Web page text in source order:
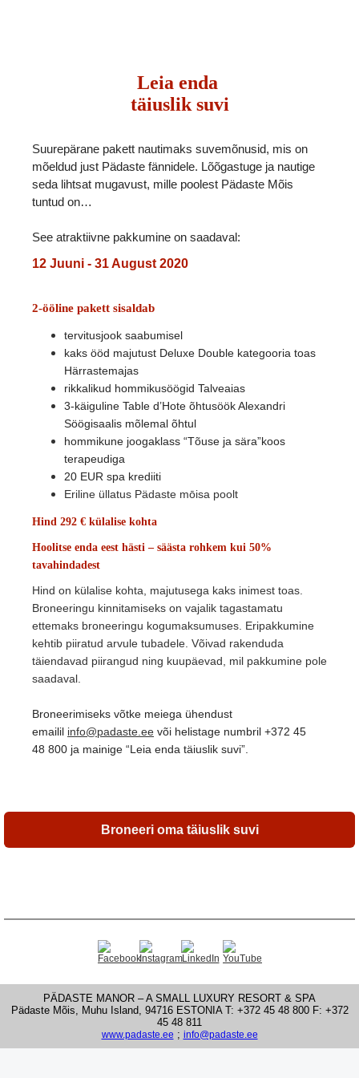
Leia enda
täiuslik suvi
Suurepärane pakett nautimaks suvemõnusid, mis on
mõeldud just Pädaste fännidele. Lõõgastuge ja nautige
seda lihtsat mugavust, mille poolest Padaste Mõis
tuntud on…
See atraktiivne pakkumine on saadaval:
12 Juuni - 31 August 2020
2-ööline pakett sisaldab
tervitusjook saabumisel
kaks ööd majutust Deluxe Double kategooria toas
Härrastemajas
rikkalikud hommikusöögid Talveaias
3-käiguline Table d’Hote õhtusöök Alexandri
Söögisaalis mõlemal õhtul
hommikune joogaklass “Tõuse ja sära”koos
terapeudiga
20 EUR spa krediiti
Eriline üllatus Pädaste mōisa poolt
Hind 292 € külalise kohta
Hoolitse enda eest hästi – säästa rohkem kui 50%
tavahindadest
Hind on külalise kohta, majutusega kaks inimest toas.
Broneeringu kinnitamiseks on vajalik tagastamatu
ettemaks broneeringu kogumaksumuses. Eripakkumine
kehtib piiratud arvule tubadele. Võivad rakenduda
taiendavad piirangud ning kuupaevad, mil pakkumine pole
saadaval.
Broneerimiseks võtke meiega ühendust
emailil info@padaste.ee või helistage numbril +372 45
48 800 ja mainige “Leia enda täiuslik suvi”
Broneeri oma täiuslik suvi
PÄDASTE MANOR – A SMALL LUXURY RESORT & SPA
Pädaste Mõis, Muhu Island, 94716 ESTONIA T: +372 45 48 800 F: +372
45 48 811
www.padaste.ee ; info@padaste.ee